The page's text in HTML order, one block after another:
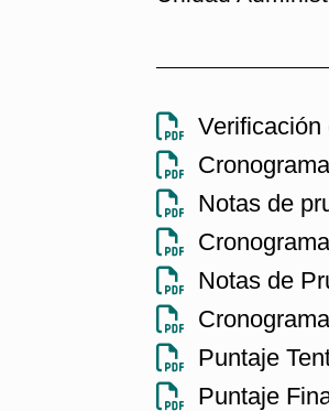
Verificación
Notas de
Notas de
Puntaje
Puntaje